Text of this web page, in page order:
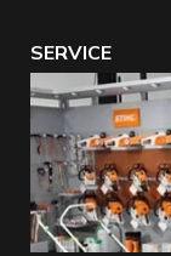
SERVICE